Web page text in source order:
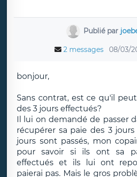
Publié par
2 messages 08/03/
bonjour,
Sans contrat, est ce qu'il
des 3 jours effectués?
Il lui on demandé de passer
récupérer sa paie des 3 jours
jours sont passés, mon
pour savoir si ils ont sa
effectués et ils lui ont
paierai pas. Mais le gros